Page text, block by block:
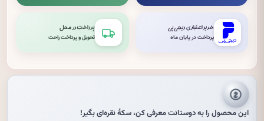
خرید اعتباری دیجی‌پی
پرداخت در پایان ماه
پرداخت در محل
تحویل و پرداخت راحت
این محصول را به دوستانت معرفی کن،سکهٔ نقره‌ایبگیر!